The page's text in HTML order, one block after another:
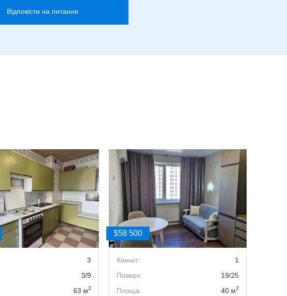
Відповісти на питання
3
3/9
63 м2
$58 500
Кімнат:
1
Поверх:
19/25
Площа:
40 м2